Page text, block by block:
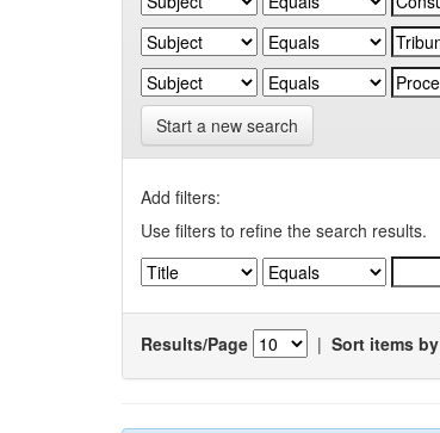
Start a new search
Add filters:
Use filters to refine the search results.
Results/Page | Sort items by